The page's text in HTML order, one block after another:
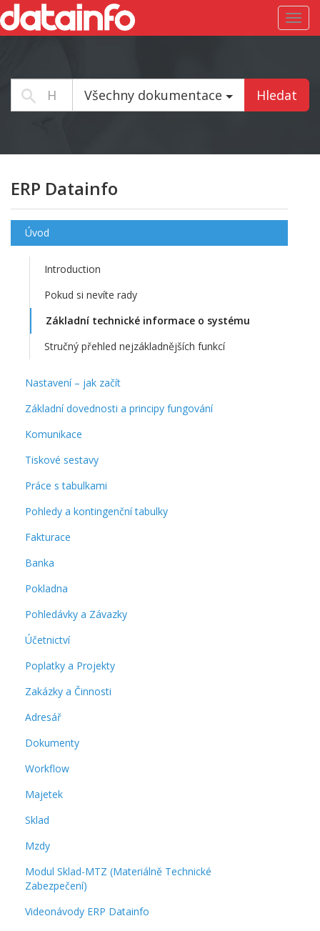
Všechny dokumentace Hledat
ERP Datainfo
Úvod
Introduction
Pokud si nevíte rady
Základní technické informace o systému
Stručný přehled nejzákladnějších funkcí
Nastavení – jak začít
Základní dovednosti a principy fungování
Komunikace
Tiskové sestavy
Práce s tabulkami
Pohledy a kontingenční tabulky
Fakturace
Banka
Pokladna
Pohledávky a Závazky
Účetnictví
Poplatky a Projekty
Zakázky a Činnosti
Adresář
Dokumenty
Workflow
Majetek
Sklad
Mzdy
Modul Sklad-MTZ (Materiálně Technické
Zabezpečení)
Videonávody ERP Datainfo